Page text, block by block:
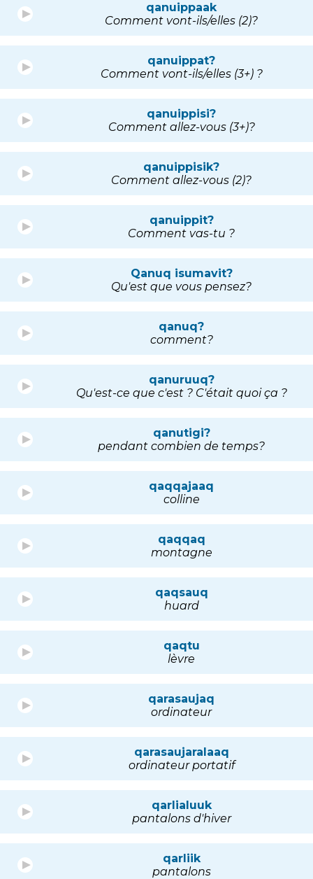
qanuippaak
Comment vont-ils/elles (2)?
qanuippat?
Comment vont-ils/elles (3+) ?
qanuippisi?
Comment allez-vous (3+)?
qanuippisik?
Comment allez-vous (2)?
qanuippit?
Comment vas-tu ?
Qanuq isumavit?
Qu'est que vous pensez?
qanuq?
comment?
qanuruuq?
Qu'est-ce que c'est ? C'était quoi ça ?
qanutigi?
pendant combien de temps?
qaqqajaaq
colline
qaqqaq
montagne
qaqsauq
huard
qaqtu
lèvre
qarasaujaq
ordinateur
qarasaujaralaaq
ordinateur portatif
qarlialuuk
pantalons d'hiver
qarliik
pantalons